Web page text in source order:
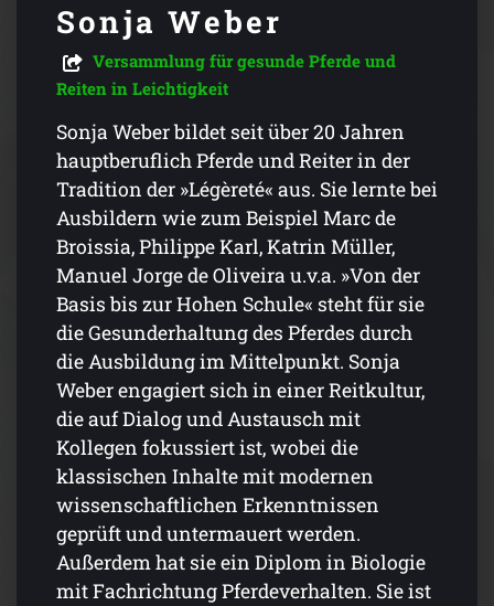
Sonja Weber
Versammlung für gesunde Pferde und
Reiten in Leichtigkeit
Sonja Weber bildet seit über 20 Jahren
hauptberuflich Pferde und Reiter in der
Tradition der »Légèreté« aus. Sie lernte bei
Ausbildern wie zum Beispiel Marc de
Broissia, Philippe Karl, Katrin Müller,
Manuel Jorge de Oliveira u.v.a. »Von der
Basis bis zur Hohen Schule« steht für sie
die Gesunderhaltung des Pferdes durch
die Ausbildung im Mittelpunkt. Sonja
Weber engagiert sich in einer Reitkultur,
die auf Dialog und Austausch mit
Kollegen fokussiert ist, wobei die
klassischen Inhalte mit modernen
wissenschaftlichen Erkenntnissen
geprüft und untermauert werden.
Außerdem hat sie ein Diplom in Biologie
mit Fachrichtung Pferdeverhalten. Sie ist